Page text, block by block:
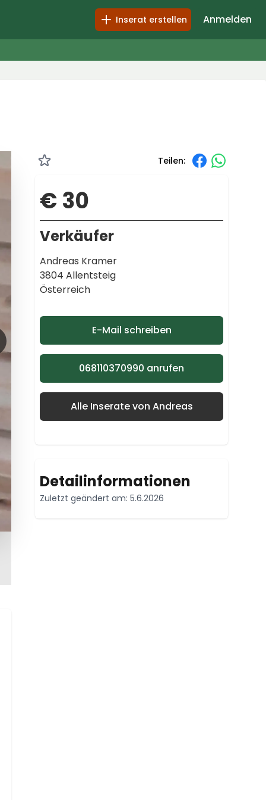
Inserat erstellen Anmelden
Teilen:
€ 30
Verkäufer
Andreas Kramer
3804 Allentsteig
Österreich
E-Mail schreiben
068110370990 anrufen
Alle Inserate von Andreas
Detailinformationen
Zuletzt geändert am: 5.6.2026